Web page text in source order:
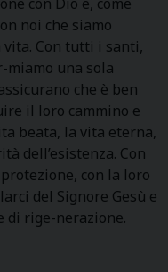
noi che siamo
Con tutti i santi,
miamo una sola
che è ben
il loro cammino e
beata, la vita eterna,
dell’esistenza. Con
con la loro
del Signore Gesù e
di rige-nerazione.